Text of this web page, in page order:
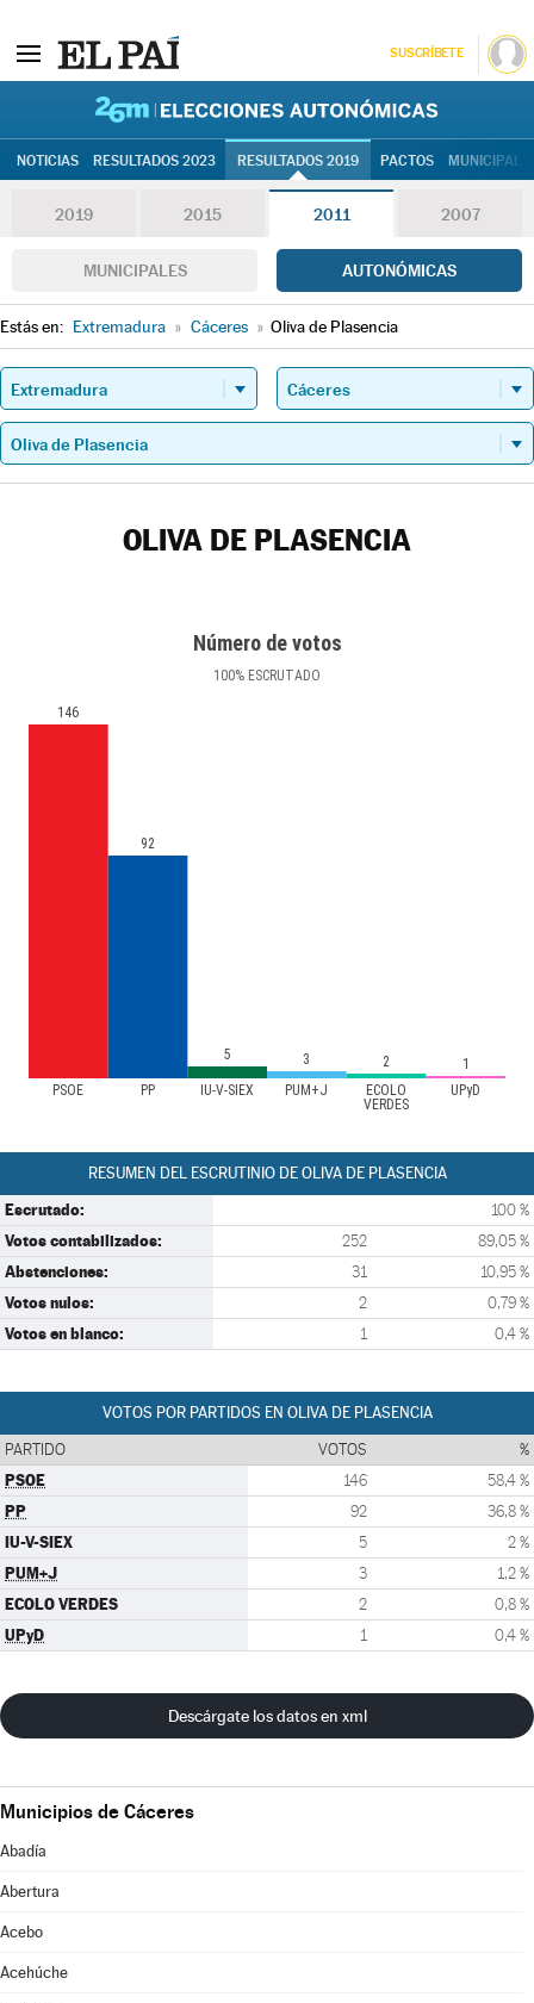
SUSCRÍBETE
NOTICIAS RESULTADOS 2023 RESULTADOS 2019 PACTOS
2019 2015 2011 2007
MUNICIPALES AUTONÓMICAS
Estás en: Extremadura » Cáceres » Oliva de Plasencia
OLIVA DE PLASENCIA
Número de votos
100% ESCRUTADO
PSOE PP IU-V-SIEX PUM+J
ECOLO
VERDES
UPyD
146
92
5 3 2 1
RESUMEN DEL ESCRUTINIO DE OLIVA DE PLASENCIA
Escrutado: 100 %
Votos contabilizados: 252 89,05 %
Abstenciones: 31 10,95 %
Votos nulos: 2 0,79 %
Votos en blanco: 1 0,4 %
VOTOS POR PARTIDOS EN OLIVA DE PLASENCIA
PARTIDO VOTOS %
PSOE 146 58,4 %
PP 92 36,8 %
IU-V-SIEX 5 2 %
PUM+J 3 1,2 %
ECOLO VERDES 2 0,8 %
UPyD 1 0,4 %
Descárgate los datos en xml
Municipios de Cáceres
Abadía
Abertura
Acebo
Acehúche